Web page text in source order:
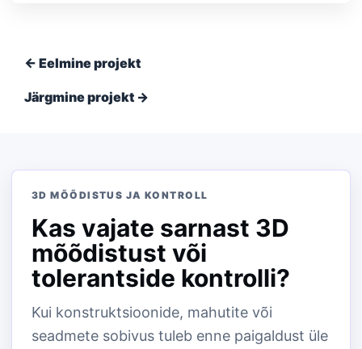
← Eelmine projekt
Järgmine projekt →
3D MÕÕDISTUS JA KONTROLL
Kas vajate sarnast 3D
mõõdistust või
tolerantside kontrolli?
Kui konstruktsioonide, mahutite või
seadmete sobivus tuleb enne paigaldust üle